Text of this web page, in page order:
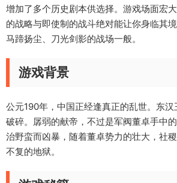
增加了多个历史剧本供选择。游戏场面宏
的战略与即使制的战斗绝对能让你身临其
马蹄扬尘、刀光剑影的战场一般。
游戏背景
公元190年，中国正经逢真正的乱世。东
破碎。孱弱的献帝，不过是军阀董卓手中
治野蛮而凶暴，随着董卓势力的壮大，社
不复的地狱。